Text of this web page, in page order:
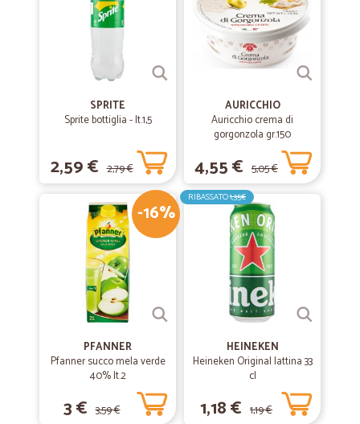
SPRITE
Sprite bottiglia - lt.1,5
2,59 € 2,79 €
AURICCHIO
Auricchio crema di
gorgonzola gr.150
4,55 € 5,05 €
-16%
PFANNER
Pfanner succo mela verde
40% lt.2
3 € 3,59 €
RIBASSATO1,35€
HEINEKEN
Heineken Original lattina 33
cl
1,18 € 1,19 €